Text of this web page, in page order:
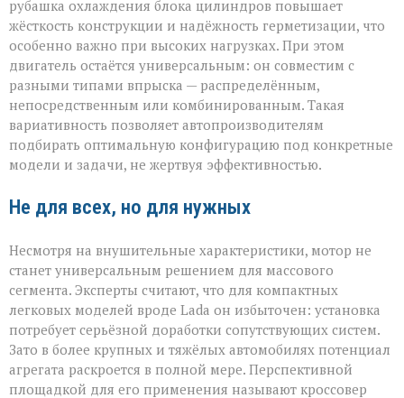
рубашка охлаждения блока цилиндров повышает
жёсткость конструкции и надёжность герметизации, что
особенно важно при высоких нагрузках. При этом
двигатель остаётся универсальным: он совместим с
разными типами впрыска — распределённым,
непосредственным или комбинированным. Такая
вариативность позволяет автопроизводителям
подбирать оптимальную конфигурацию под конкретные
модели и задачи, не жертвуя эффективностью.
Не для всех, но для нужных
Несмотря на внушительные характеристики, мотор не
станет универсальным решением для массового
сегмента. Эксперты считают, что для компактных
легковых моделей вроде Lada он избыточен: установка
потребует серьёзной доработки сопутствующих систем.
Зато в более крупных и тяжёлых автомобилях потенциал
агрегата раскроется в полной мере. Перспективной
площадкой для его применения называют кроссовер